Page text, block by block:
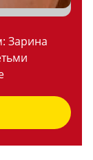
Зарина